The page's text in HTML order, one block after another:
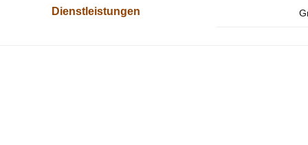
Dienstleistungen